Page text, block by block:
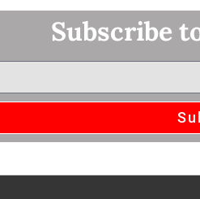
Subscribe